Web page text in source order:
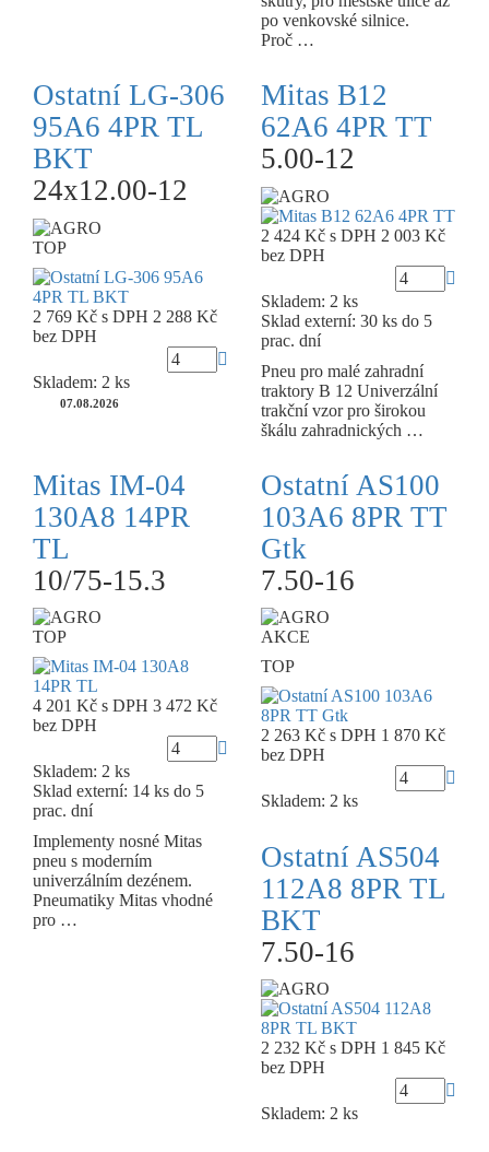
po venkovské silnice.
Proč …
Ostatní LG-306
95A6 4PR TL
BKT
24x12.00-12
TOP
2 769 Kč s DPH 2 288 Kč
bez DPH
Skladem: 2 ks
07.08.2026
Mitas B12
62A6 4PR TT
5.00-12
2 424 Kč s DPH 2 003 Kč
bez DPH
Skladem: 2 ks
Sklad externí: 30 ks do 5
prac. dní
Pneu pro malé zahradní
traktory B 12 Univerzální
trakční vzor pro širokou
škálu zahradnických …
Mitas IM-04
130A8 14PR
TL
10/75-15.3
TOP
4 201 Kč s DPH 3 472 Kč
bez DPH
Skladem: 2 ks
Sklad externí: 14 ks do 5
prac. dní
Implementy nosné Mitas
pneu s moderním
univerzálním dezénem.
Pneumatiky Mitas vhodné
pro …
Ostatní AS100
103A6 8PR TT
Gtk
7.50-16
AKCE
TOP
2 263 Kč s DPH 1 870 Kč
bez DPH
Skladem: 2 ks
Ostatní AS504
112A8 8PR TL
BKT
7.50-16
2 232 Kč s DPH 1 845 Kč
bez DPH
Skladem: 2 ks